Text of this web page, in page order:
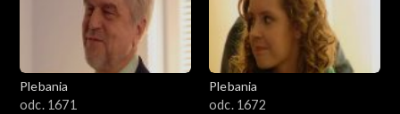
Plebania
odc. 1671
Plebania
odc. 1672